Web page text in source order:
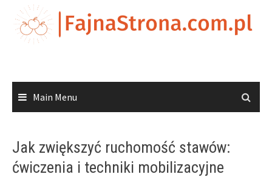
content
Main Menu
Jak zwiększyć ruchomość stawów:
ćwiczenia i techniki mobilizacyjne